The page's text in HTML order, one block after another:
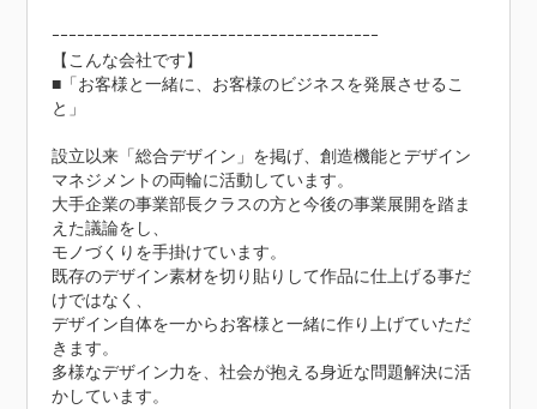
ｰｰｰｰｰｰｰｰｰｰｰｰｰｰｰｰｰｰｰｰｰｰｰｰｰｰｰｰｰｰｰｰｰｰｰｰｰｰｰ
【こんな会社です】
■「お客様と一緒に、お客様のビジネスを発展させるこ
と」
設立以来「総合デザイン」を掲げ、創造機能とデザイン
マネジメントの両輪に活動しています。
大手企業の事業部長クラスの方と今後の事業展開を踏ま
えた議論をし、
モノづくりを手掛けています。
既存のデザイン素材を切り貼りして作品に仕上げる事だ
けではなく、
デザイン自体を一からお客様と一緒に作り上げていただ
きます。
多様なデザイン力を、社会が抱える身近な問題解決に活
かしています。